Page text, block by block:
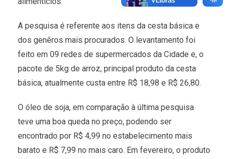
A pesquisa é referente aos itens da cesta básica e
dos genêros mais procurados. O levantamento foi
feito em 09 redes de supermercados da Cidade e, o
pacote de 5kg de arroz, principal produto da cesta
básica, atualmente custa entre R$ 18,98 e R$ 26,80.
O óleo de soja, em comparação à última pesquisa
teve uma boa queda no preço, podendo ser
encontrado por R$ 4,99 no estabelecimento mais
barato e R$ 7,99 no mais caro. Em fevereiro, o produto